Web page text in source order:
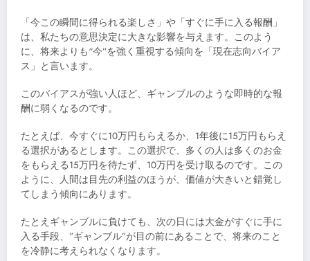
「今この瞬間に得られる楽しさ」や「すぐに手に入る報酬」
は、私たちの意思決定に大きな影響を与えます。このよう
に、将来よりも“今”を強く重視する傾向を「現在志向バイア
ス」と言います。
このバイアスが強い人ほど、ギャンブルのような即時的な報
酬に弱くなるのです。
たとえば、今すぐに10万円もらえるか、1年後に15万円もらえ
る選択があるとします。この選択で、多くの人は多くのお金
をもらえる15万円を待たず、10万円を受け取るのです。この
ように、人間は目先の利益のほうが、価値が大きいと錯覚し
てしまう傾向にあります。
たとえギャンブルに負けても、次の日には大金がすぐに手に
入る手段、”ギャンブル”が目の前にあることで、将来のこと
を冷静に考えられなくなります。